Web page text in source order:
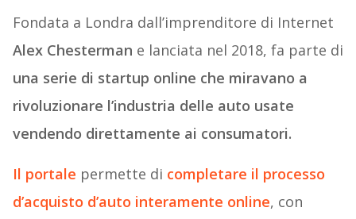
Fondata a Londra dall’imprenditore di Internet
Alex Chesterman e lanciata nel 2018, fa parte di
una serie di startup online che miravano a
rivoluzionare l’industria delle auto usate
vendendo direttamente ai consumatori.
Il portale permette di completare il processo
d’acquisto d’auto interamente online, con